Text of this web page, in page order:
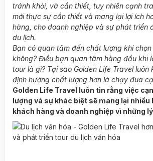
tránh khỏi, và cần thiết, tuy nhiên cạnh
mới thực sự cần thiết và mang lại lợi ích
hàng, cho doanh nghiệp và sự phát triển
du lịch.
Bạn có quan tâm đến chất lượng khi
không? Điều bạn quan tâm hàng đầu khi
tour là gì? Tại sao Golden Life Travel luôn
định hướng chất lượng hơn là chạy đua
Golden Life Travel luôn tin rằng việc
lượng và sự khác biệt sẽ mang lại nhiều
khách hàng và doanh nghiệp vì những